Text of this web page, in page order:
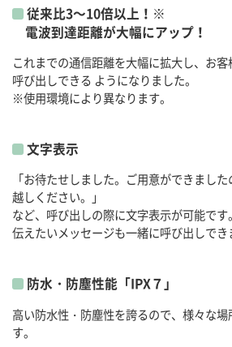
従来比3～10倍以上！※
電波到達距離が大幅にアップ！
これまでの通信距離を大幅に拡大し、お
呼び出しできる ようになりました。
※使用環境により異なります。
文字表示
「お待たせしました。ご用意ができまし
越しください。」
など、呼び出しの際に文字表示が可能です。
伝えたいメッセージも一緒に呼び出しでき
防水・防塵性能「IPX７」
高い防水性・防塵性を誇るので、様々な
す。